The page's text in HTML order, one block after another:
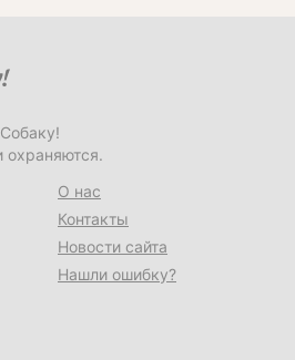
О нас
Контакты
Новости сайта
Нашли ошибку?